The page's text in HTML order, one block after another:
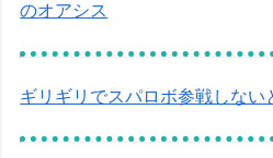
のオアシス
ギリギリでスパロボ参戦しない